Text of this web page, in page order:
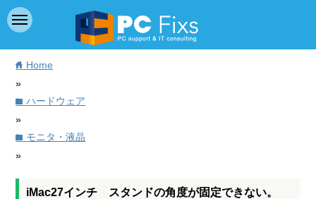
home Home
»
folderハードウェア
»
folder モニタ・液晶
»
iMac27インチ スタンドの角度が固定できない。